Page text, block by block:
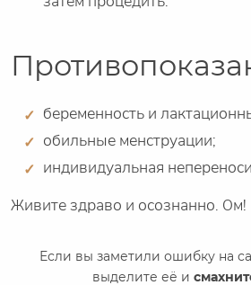
беременность и
обильные менструации;
индивидуальная
Живите здраво и осознанно. Ом!
Если вы заметили ошибку на
выделите её и